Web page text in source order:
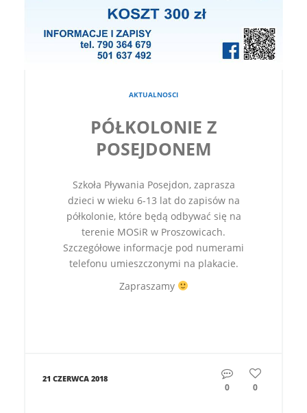
AKTUALNOSCI
PÓŁKOLONIE Z
POSEJDONEM
Szkoła Pływania Posejdon, zaprasza
dzieci w wieku 6-13 lat do zapisów na
półkolonie, które będą odbywać się na
terenie MOSiR w Proszowicach.
Szczegółowe informacje pod numerami
telefonu umieszczonymi na plakacie.
Zapraszamy
21 CZERWCA 2018
0 0